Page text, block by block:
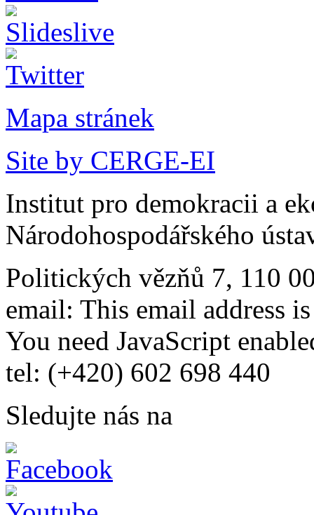
Mapa stránek
Site by CERGE-EI
Institut pro demokracii a
Národohospodářského
Politických vězňů 7, 110
email: This email address
You need JavaScript
tel: (+420) 602 698 440
Sledujte nás na